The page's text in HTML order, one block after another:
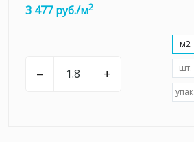
3 477 руб./м2
– +
м2
шт.
упак.